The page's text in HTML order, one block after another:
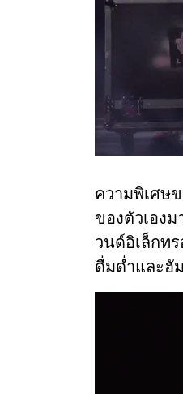
ความพิเศษ
ของตัวเอง
วนด์อิเล็กท
ดื่มด่ำและฮั